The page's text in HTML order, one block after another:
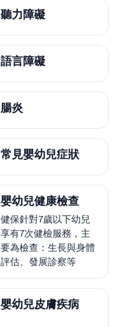
聽力障礙
語言障礙
腸炎
常見嬰幼兒症狀
嬰幼兒健康檢查
健保針對7歲以下幼兒
享有7次健檢服務，主
要為檢查：生長與身體
評估、發展診察等
嬰幼兒皮膚疾病